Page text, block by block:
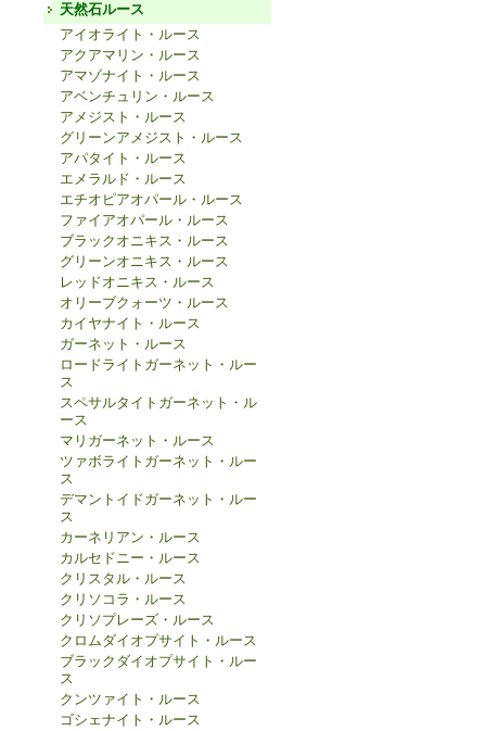
天然石ルース
アイオライト・ルース
アクアマリン・ルース
アマゾナイト・ルース
アベンチュリン・ルース
アメジスト・ルース
グリーンアメジスト・ルース
アパタイト・ルース
エメラルド・ルース
エチオピアオパール・ルース
ファイアオパール・ルース
ブラックオニキス・ルース
グリーンオニキス・ルース
レッドオニキス・ルース
オリーブクォーツ・ルース
カイヤナイト・ルース
ガーネット・ルース
ロードライトガーネット・ルー
ス
スペサルタイトガーネット・ル
ース
マリガーネット・ルース
ツァボライトガーネット・ルー
ス
デマントイドガーネット・ルー
ス
カーネリアン・ルース
カルセドニー・ルース
クリスタル・ルース
クリソコラ・ルース
クリソプレーズ・ルース
クロムダイオプサイト・ルース
ブラックダイオプサイト・ルー
ス
クンツァイト・ルース
ゴシェナイト・ルース